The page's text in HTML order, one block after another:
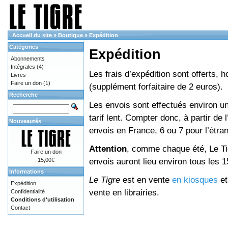
Accueil du site » Boutique » Expédition
Expédition
Les frais d’expédition sont offerts,
(supplément forfaitaire de 2 euros).
Les envois sont effectués environ
tarif lent. Compter donc, à partir de
envois en France, 6 ou 7 pour
Attention, comme chaque été, Le
envois auront lieu environ tous les
Le Tigre est en vente en kiosques
vente en librairies.
Catégories
Abonnements
Intégrales (4)
Livres
Faire un don (1)
Recherche
Nouveautés
Faire un don
15,00€
Informations
Expédition
Confidentialité
Conditions d'utilisation
Contact